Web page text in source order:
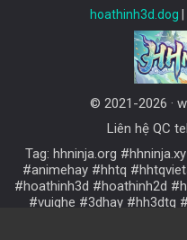
hoathinh3d.dog
© 2021-2026 ·
Liên hệ QC
Tag: hhninja.org
#animehay #hhtq
#hoathinh3d #hoathinh2d
#vuighe #3dhay #hh3dtq